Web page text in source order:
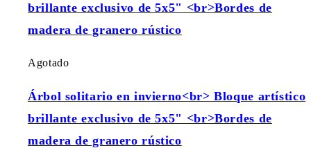
brillante exclusivo de 5x5" <br>Bordes de
madera de granero rústico
Agotado
Árbol solitario en invierno<br> Bloque artístico
brillante exclusivo de 5x5" <br>Bordes de
madera de granero rústico